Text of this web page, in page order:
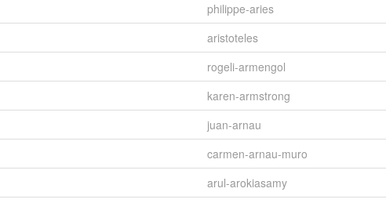
philippe-aries
aristoteles
rogeli-armengol
karen-armstrong
juan-arnau
carmen-arnau-muro
arul-arokiasamy